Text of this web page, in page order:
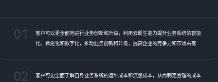
客户可以更全面地进行业务创新和升级，利用云原生能力提升业务系统的智能
化、数据化和数字化，推动业务创新和升级，提高企业的竞争力和市场占有
客户可更全面了解自身业务系统的运维成本和流量成本，从而制定合理的成本